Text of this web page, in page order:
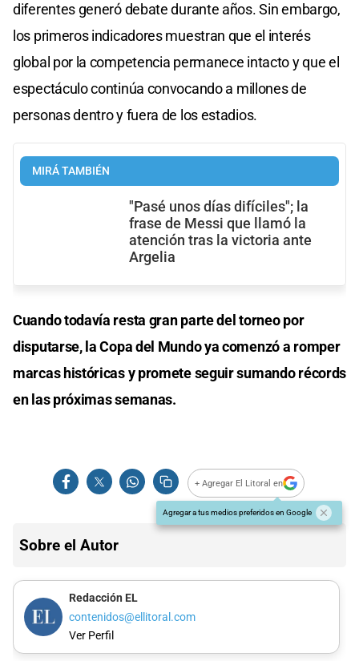
diferentes generó debate durante años. Sin embargo,
los primeros indicadores muestran que el interés
global por la competencia permanece intacto y que el
espectáculo continúa convocando a millones de
personas dentro y fuera de los estadios.
MIRÁ TAMBIÉN
"Pasé unos días difíciles"; la
frase de Messi que llamó la
atención tras la victoria ante
Argelia
Cuando todavía resta gran parte del torneo por
disputarse, la Copa del Mundo ya comenzó a romper
marcas históricas y promete seguir sumando récords
en las próximas semanas.
+ Agregar El Litoral en
Agregar a tus medios preferidos en Google
Sobre el Autor
Redacción EL
contenidos@ellitoral.com
Ver Perfil